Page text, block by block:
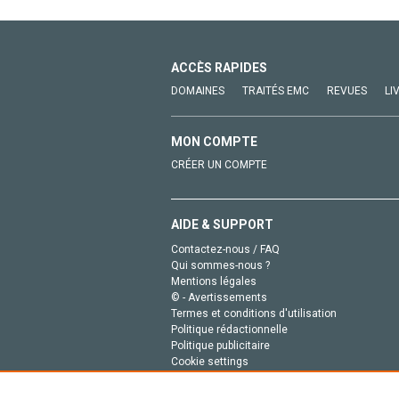
ACCÈS RAPIDES
DOMAINES TRAITÉS EMC REVUES
MON COMPTE
CRÉER UN COMPTE
AIDE & SUPPORT
Contactez-nous / FAQ
Qui sommes-nous ?
Mentions légales
© - Avertissements
Termes et conditions d'utilisation
Politique rédactionnelle
Politique publicitaire
Cookie settings